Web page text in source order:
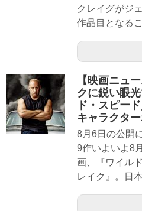
クレイグがジ
作品目となる
【映画ニュ
クに鋭い眼
ド・スピー
キャラクタ
8月6日の公開
9作いよいよ8
画、『ワイル
レイク』。日